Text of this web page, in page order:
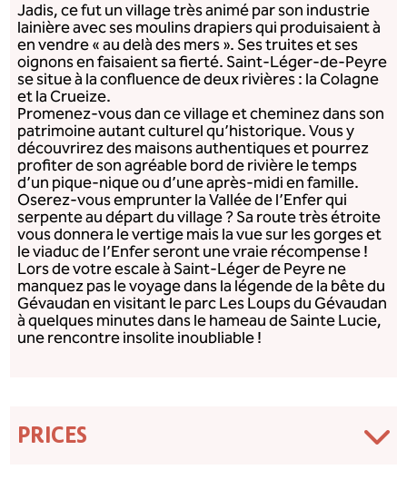
Jadis, ce fut un village très animé par son industrie
lainière avec ses moulins drapiers qui produisaient à
en vendre « au delà des mers ». Ses truites et ses
oignons en faisaient sa fierté. Saint-Léger-de-Peyre
se situe à la confluence de deux rivières : la Colagne
et la Crueize.
Promenez-vous dan ce village et cheminez dans son
patrimoine autant culturel qu’historique. Vous y
découvrirez des maisons authentiques et pourrez
profiter de son agréable bord de rivière le temps
d’un pique-nique ou d’une après-midi en famille.
Oserez-vous emprunter la Vallée de l’Enfer qui
serpente au départ du village ? Sa route très étroite
vous donnera le vertige mais la vue sur les gorges et
le viaduc de l’Enfer seront une vraie récompense !
Lors de votre escale à Saint-Léger de Peyre ne
manquez pas le voyage dans la légende de la bête du
Gévaudan en visitant le parc Les Loups du Gévaudan
à quelques minutes dans le hameau de Sainte Lucie,
une rencontre insolite inoubliable !
PRICES